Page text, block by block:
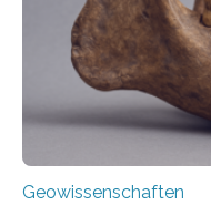
solche Tremore
nicht nur nachweisen,
Geowissenschaften